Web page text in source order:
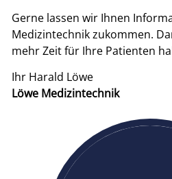
Gerne lassen wir Ihnen
Medizintechnik zukommen.
mehr Zeit für Ihre Patienten
Ihr Harald Löwe
Löwe Medizintechnik